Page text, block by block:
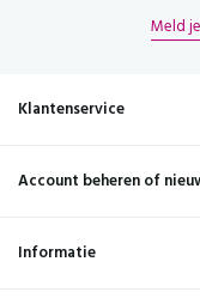
Meld
Klantenservice
Account beheren of
Informatie